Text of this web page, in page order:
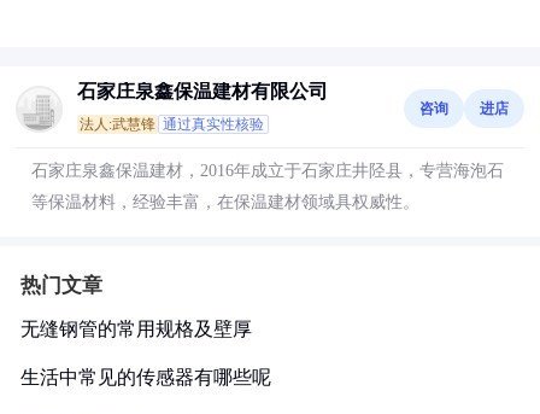
石家庄泉鑫保温建材有限公司
法人:武慧锋 通过真实性核验
咨询 进店
石家庄泉鑫保温建材，2016年成立于石家庄井陉县，专营海泡石
等保温材料，经验丰富，在保温建材领域具权威性。
热门文章
无缝钢管的常用规格及壁厚
生活中常见的传感器有哪些呢